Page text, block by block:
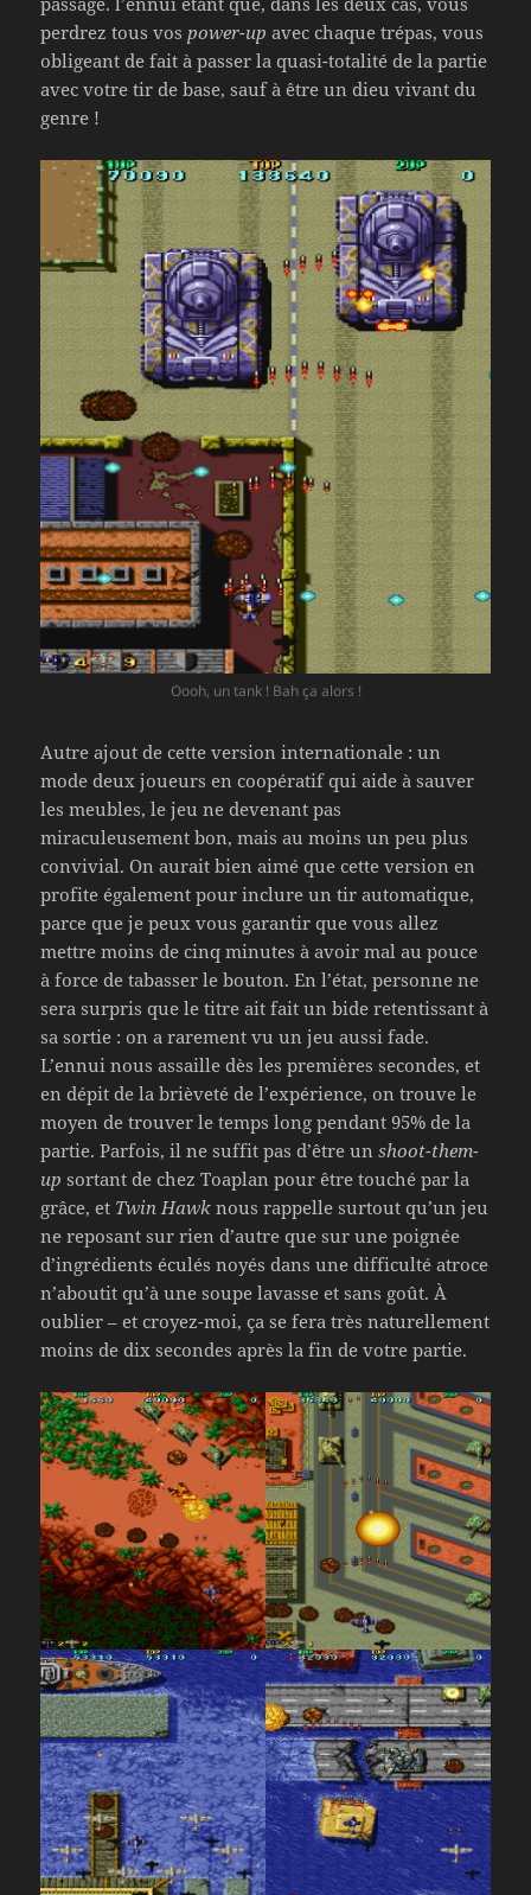
perdrez tous vos power-up avec chaque trépas, vous
obligeant de fait à passer la quasi-totalité de la partie
avec votre tir de base, sauf à être un dieu vivant du
genre !
Oooh, un tank ! Bah ça alors !
Autre ajout de cette version internationale : un
mode deux joueurs en coopératif qui aide à sauver
les meubles, le jeu ne devenant pas
miraculeusement bon, mais au moins un peu plus
convivial. On aurait bien aimé que cette version en
profite également pour inclure un tir automatique,
parce que je peux vous garantir que vous allez
mettre moins de cinq minutes à avoir mal au pouce
à force de tabasser le bouton. En l’état, personne ne
sera surpris que le titre ait fait un bide retentissant à
sa sortie : on a rarement vu un jeu aussi fade.
L’ennui nous assaille dès les premières secondes, et
en dépit de la brièveté de l’expérience, on trouve le
moyen de trouver le temps long pendant 95% de la
partie. Parfois, il ne suffit pas d’être unshoot-them-
up sortant de chez Toaplan pour être touché par la
grâce, et Twin Hawk nous rappelle surtout qu’un jeu
ne reposant sur rien d’autre que sur une poignée
d’ingrédients éculés noyés dans une difficulté atroce
n’aboutit qu’à une soupe lavasse et sans goût. À
oublier – et croyez-moi, ça se fera très naturellement
moins de dix secondes après la fin de votre partie.